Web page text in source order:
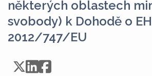
některých oblastech
svobody) k Dohodě o
2012/747/EU